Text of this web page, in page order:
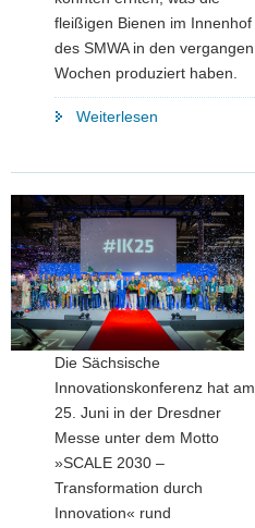
fleißigen Bienen im Innenhof
des SMWA in den vergangen
Wochen produziert haben.
Weiterlesen
Die Sächsische
Innovationskonferenz hat am
25. Juni in der Dresdner
Messe unter dem Motto
»SCALE 2030 –
Transformation durch
Innovation« rund